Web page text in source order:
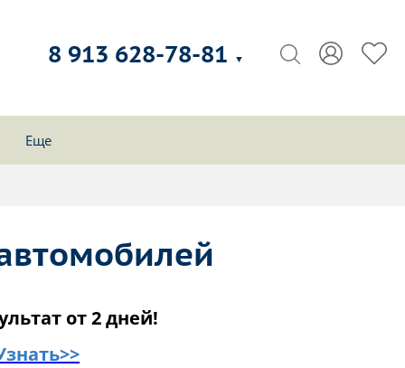
8 913 628-78-81 ▼
Еще
от 2 дней!